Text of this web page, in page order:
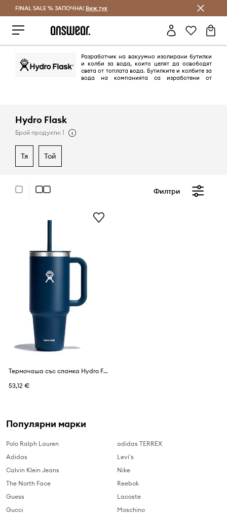
Спестявай с Answear Club
FINAL SALE % ЗАПОЧНА! Виж тук
Разработчик на вакуумно изолирани бутилки
и колби за вода, които целят да освободят
света от топлата вода. Бутилките и колбите за
вода на компанията са изработени от
Hydro Flask
Брой продукти: 1
тя той
Филтри
Термочаша със сламка Hydro Flask Hydro Flask All Around™ 1,18 l
53,12 €
Популярни марки
Polo Ralph Lauren
Adidas
Calvin Klein Jeans
The North Face
Guess
Gucci
adidas TERREX
Levi's
Nike
Reebok
Lacoste
Moschino